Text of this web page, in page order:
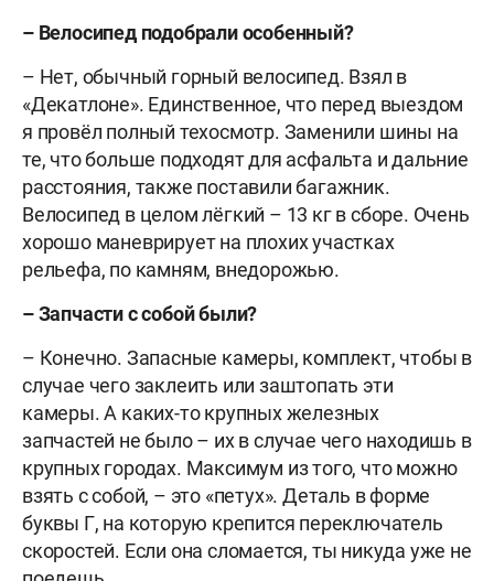
– Велосипед подобрали особенный?
– Нет, обычный горный велосипед. Взял в
«Декатлоне». Единственное, что перед выездом
я провёл полный техосмотр. Заменили шины на
те, что больше подходят для асфальта и дальние
расстояния, также поставили багажник.
Велосипед в целом лёгкий – 13 кг в сборе. Очень
хорошо маневрирует на плохих участках
рельефа, по камням, внедорожью.
– Запчасти с собой были?
– Конечно. Запасные камеры, комплект, чтобы в
случае чего заклеить или заштопать эти
камеры. А каких-то крупных железных
запчастей не было – их в случае чего находишь в
крупных городах. Максимум из того, что можно
взять с собой, – это «петух». Деталь в форме
буквы Г, на которую крепится переключатель
скоростей. Если она сломается, ты никуда уже не